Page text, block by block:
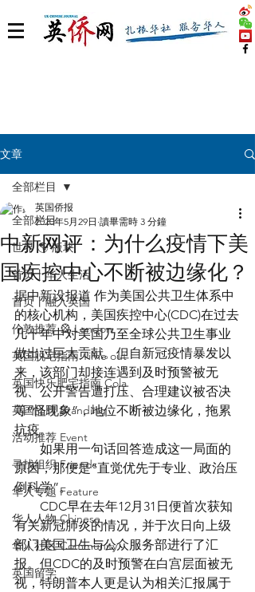
文章
全部栏目
世界 🌎 版块
首页丨华人生活
首页丨融入英国
伦敦推荐 🎡 London
英国脱宅指南 Time out
英国快乐肥宅指南 Cola
英国品牌 Branding
活动推荐 Event
寻找组织 Friends
华人专题 Feature
华人人物 Chinese
华人社区 Community
英国留学
全部栏目
中新网评：为什么疫情下美
国疾控中心不断被边缘化？
英国侨报
2020年5月29日 讀畢需時 3 分鐘
据中新设报道 作为美国公共卫生体系中
的核心机构，美国疾控中心(CDC)在过去
几十年中对美国乃至全球公共卫生事业
做出过巨大贡献。但自新冠疫情暴发以
来，该部门却接连遇到及时预警被无
视、公开警告遭打压、合理建议被否决
等“怪现象”，地位不断被边缘化，拖累
抗疫。
如果用一句话回答造成这一局面的
原因，那便是“直觉优先于专业、政治压
倒科学”。
CDC早在去年12月31日便首次获知
有关新冠肺炎的情况，并于次日向上级
部门美国卫生与公众服务部进行了汇
报。但CDC的及时预警在白宫层面被无
视，特朗普本人更是认为相关汇报属于